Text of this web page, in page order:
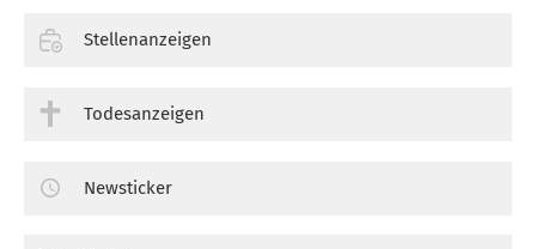
Stellenanzeigen
Todesanzeigen
Newsticker